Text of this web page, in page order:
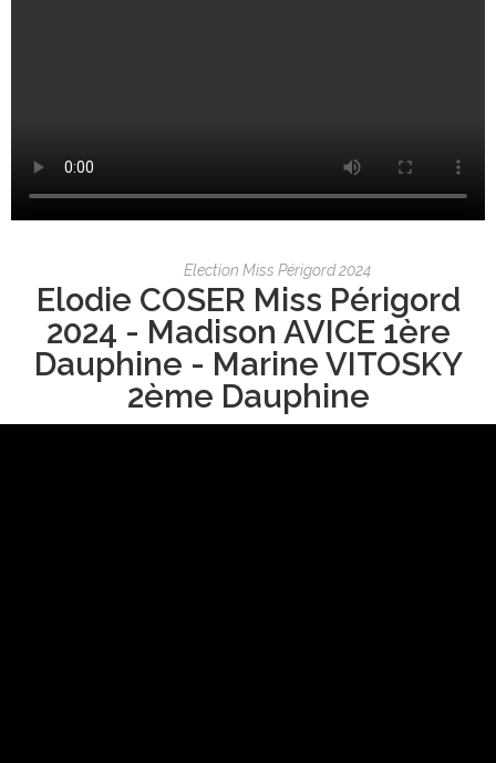
Election Miss Périgord 2024
Elodie COSER Miss Périgord
2024 - Madison AVICE 1ère
Dauphine - Marine VITOSKY
2ème Dauphine